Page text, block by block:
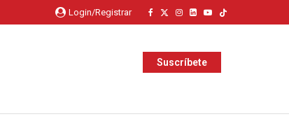
Login/Registrar
Suscríbete